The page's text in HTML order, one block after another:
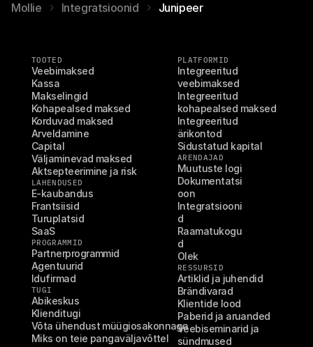
Mollie Integratsioonid Junipeer
TOOTED
Veebimaksed
Kassa
Makselingid
Kohapealsed maksed
Korduvad maksed
Arveldamine
Capital
Väljaminevad maksed
Aktsepteerimine ja risk
LAHENDUSED
E-kaubandus
Frantsiisid
Turuplatsid
SaaS
PROGRAMMID
Partnerprogrammid
Agentuurid
Idufirmad
TUGI
Abikeskus
Klienditugi
Võta ühendust müügiosakonnaga
Miks on teie pangaväljavõttel
PLATFORMID
Integreeritud
veebimaksed
Integreeritud
kohapealsed maksed
Integreeritud
ärikontod
Sidustatud kapital
ARENDAJAD
Muutuste logi
Dokumentatsi
oon
Integratsiooni
d
Raamatukogu
d
Olek
RESSURSID
Artiklid ja juhendid
Brändivarad
Klientide lood
Paberid ja aruanded
Veebiseminarid ja
sündmused